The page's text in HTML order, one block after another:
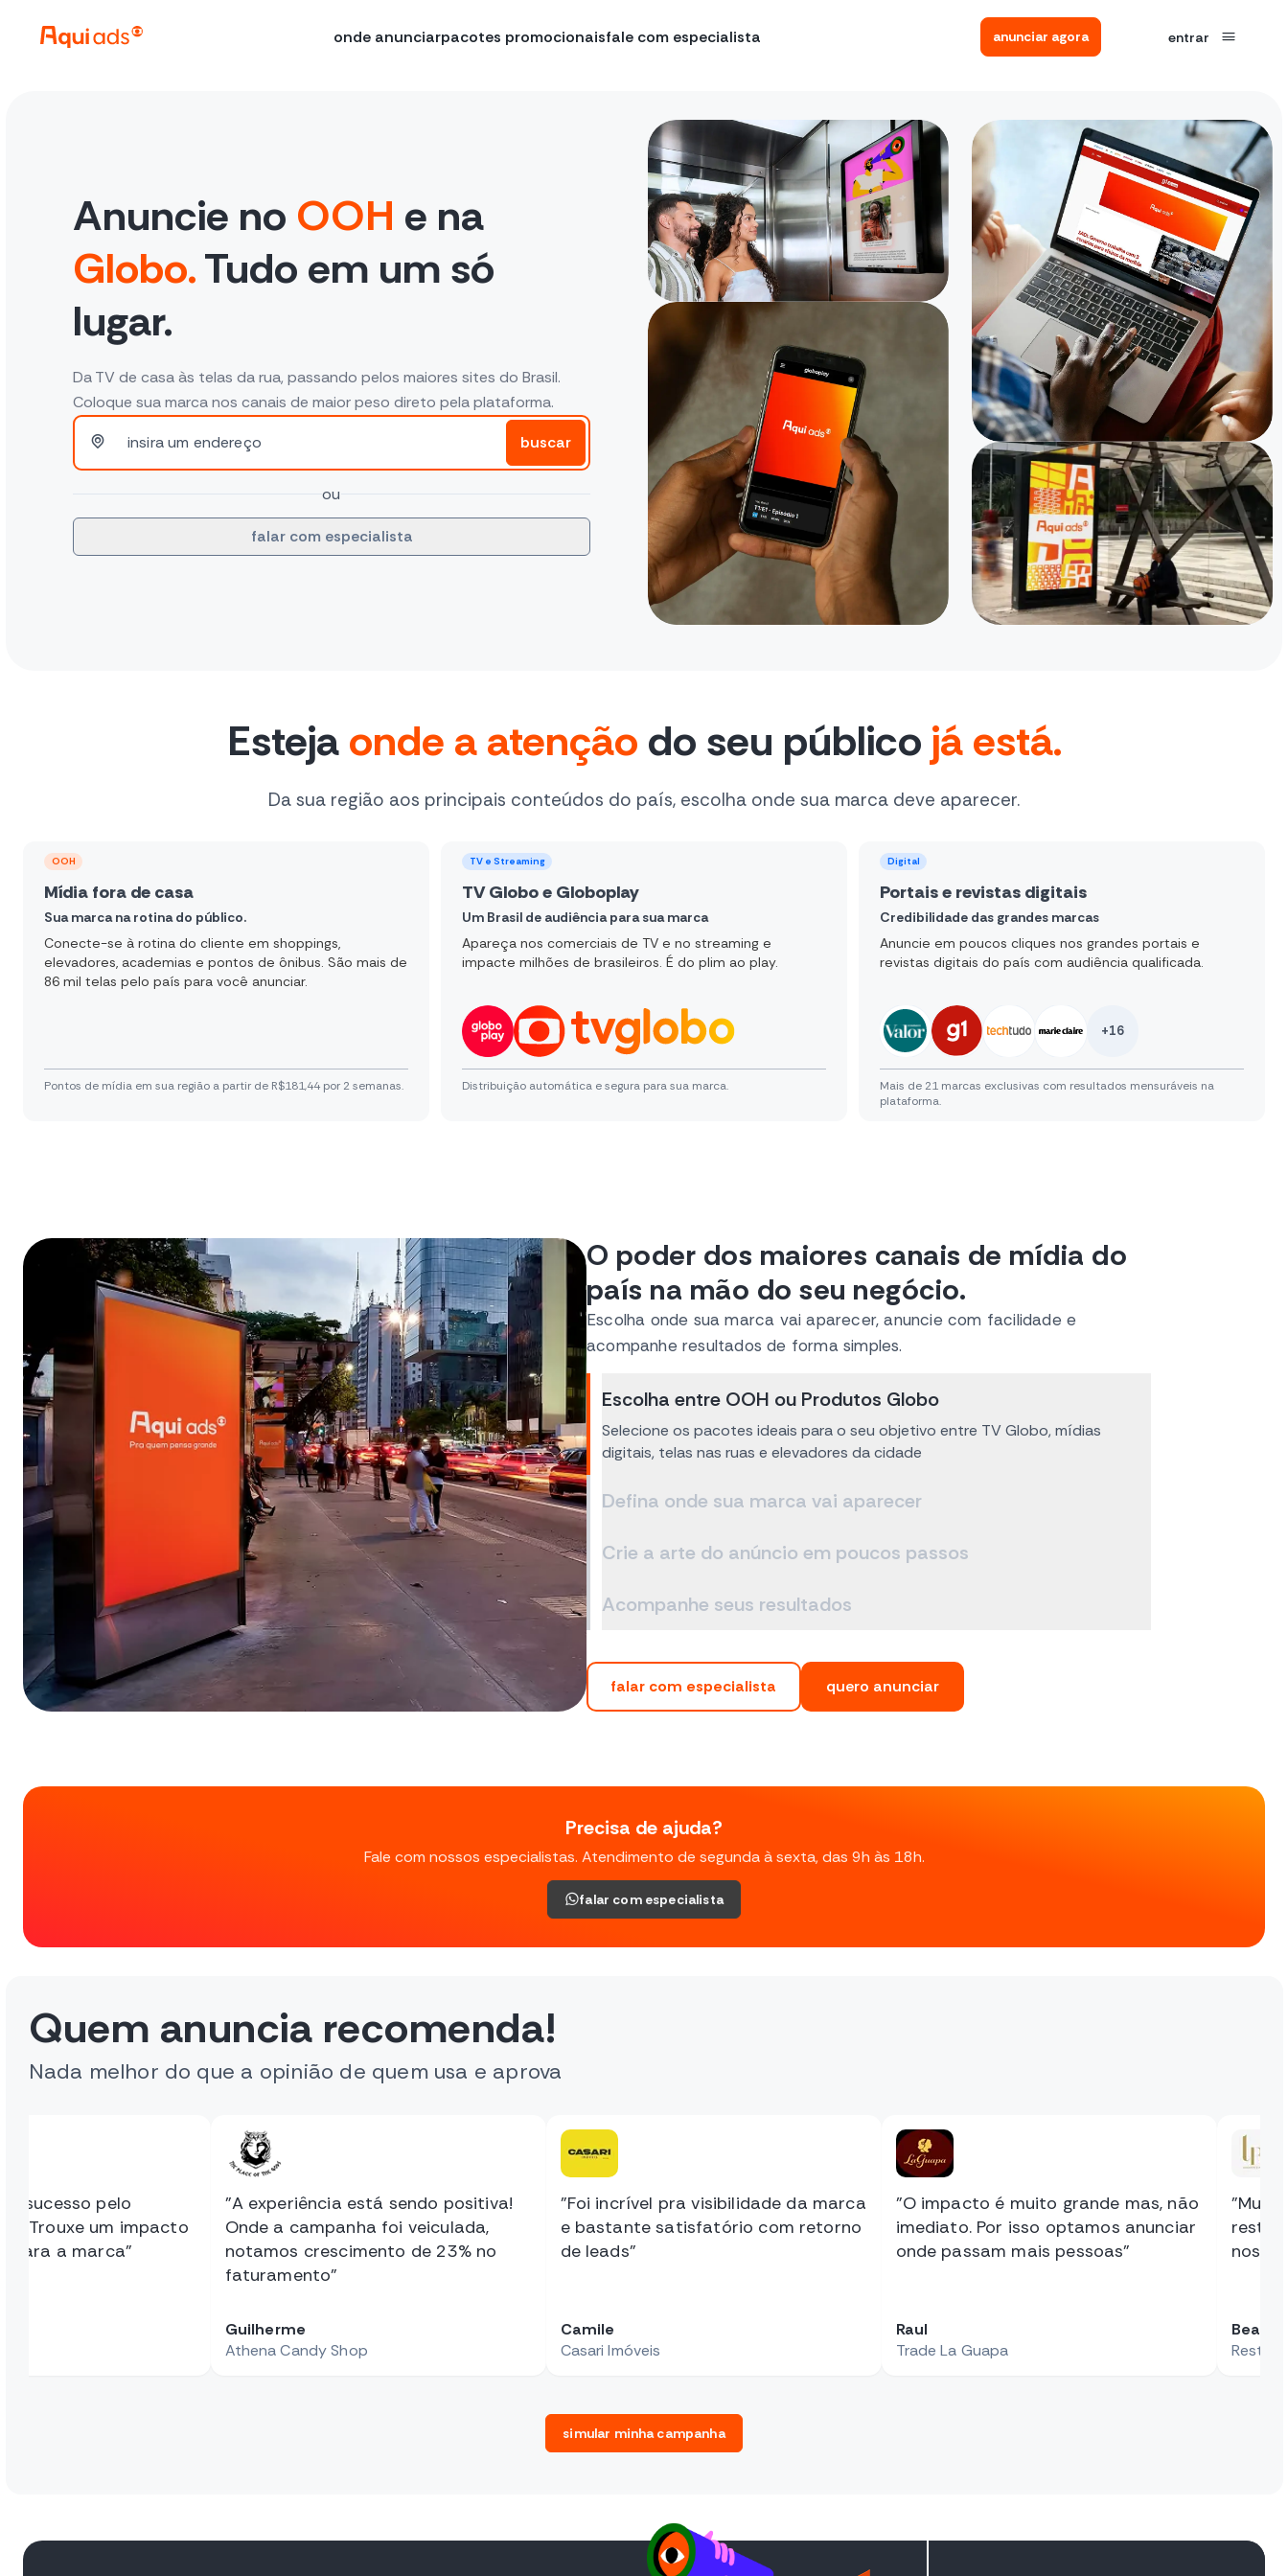
onde anunciarpacotes promocionaisfale com especialista anunciar agora entrar
Anuncie no OOH e na
Globo.Tudo em um só
lugar.
Da TV de casa às telas da rua, passando pelos maiores sites do Brasil.
Coloque sua marca nos canais de maior peso direto pela plataforma.
Digite um endereço para simular sua campanha buscar
ou
falar com especialista
Estejaonde a atenção do seu público já está.
Da sua região aos principais conteúdos do país, escolha onde sua marca deve aparecer.
OOH
Mídia fora de casa
Sua marca na rotina do público.
Conecte-se à rotina do cliente em shoppings,
elevadores, academias e pontos de ônibus. São mais de
86 mil telas pelo país para você anunciar.
Pontos de mídia em sua região a partir de R$181,44 por 2 semanas.
TV e Streaming
TV Globo e Globoplay
Um Brasil de audiência para sua marca
Apareça nos comerciais de TV e no streaming e
impacte milhões de brasileiros. É do plim ao play.
Distribuição automática e segura para sua marca.
Digital
Portais e revistas digitais
Credibilidade das grandes marcas
Anuncie em poucos cliques nos grandes portais e
revistas digitais do país com audiência qualificada.
+16
Mais de 21 marcas exclusivas com resultados mensuráveis na
plataforma.
O poder dos maiores canais de mídia do
país na mão do seu negócio.
Escolha onde sua marca vai aparecer, anuncie com facilidade e
acompanhe resultados de forma simples.
Escolha entre OOH ou Produtos Globo
Selecione os pacotes ideais para o seu objetivo entre TV Globo, mídias
digitais, telas nas ruas e elevadores da cidade
Defina onde sua marca vai aparecer
Crie a arte do anúncio em poucos passos
Acompanhe seus resultados
falar com especialista quero anunciar
Precisa de ajuda?
Fale com nossos especialistas. Atendimento de segunda à sexta, das 9h às 18h.
falar com especialista
Quem anuncia recomenda!
Nada melhor do que a opinião de quem usa e aprova
sucesso pelo
Trouxe um impacto
para a marca"
"A experiência está sendo positiva!
Onde a campanha foi veiculada,
notamos crescimento de 23% no
faturamento"
Guilherme
Athena Candy Shop
"Foi incrível pra visibilidade da marca
e bastante satisfatório com retorno
de leads"
Camile
Casari Imóveis
"O impacto é muito grande mas, não
imediato. Por isso optamos anunciar
onde passam mais pessoas"
Raul
Trade La Guapa
nos
Beatriz
simular minha campanha